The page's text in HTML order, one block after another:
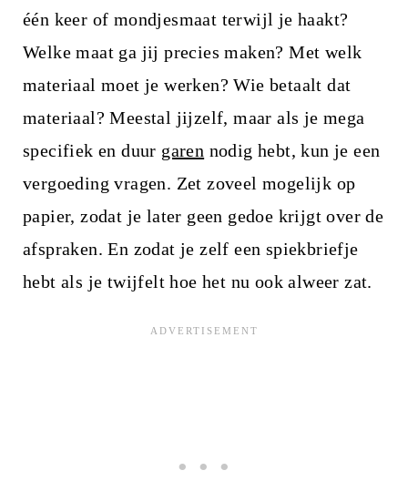
één keer of mondjesmaat terwijl je haakt?
Welke maat ga jij precies maken? Met welk
materiaal moet je werken? Wie betaalt dat
materiaal? Meestal jijzelf, maar als je mega
specifiek en duur garen nodig hebt, kun je een
vergoeding vragen. Zet zoveel mogelijk op
papier, zodat je later geen gedoe krijgt over de
afspraken. En zodat je zelf een spiekbriefje
hebt als je twijfelt hoe het nu ook alweer zat.